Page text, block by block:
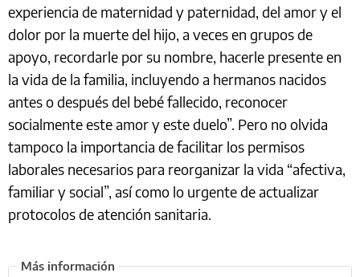
experiencia de maternidad y paternidad, del amor y el
dolor por la muerte del hijo, a veces en grupos de
apoyo, recordarle por su nombre, hacerle presente en
la vida de la familia, incluyendo a hermanos nacidos
antes o después del bebé fallecido, reconocer
socialmente este amor y este duelo”. Pero no olvida
tampoco la importancia de facilitar los permisos
laborales necesarios para reorganizar la vida “afectiva,
familiar y social”, así como lo urgente de actualizar
protocolos de atención sanitaria.